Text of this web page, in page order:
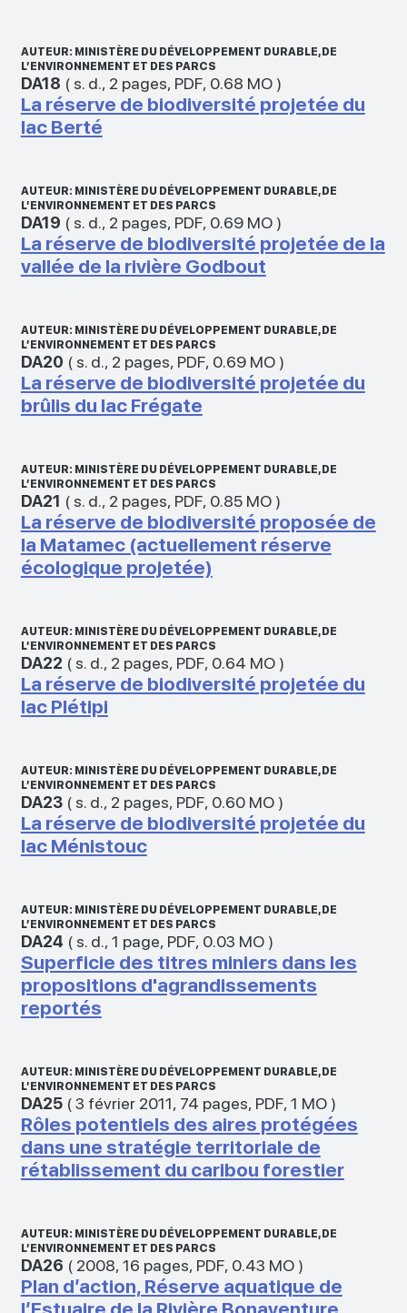
AUTEUR: MINISTÈRE DU DÉVELOPPEMENT DURABLE, DE
L’ENVIRONNEMENT ET DES PARCS
DA18 ( s. d., 2 pages, PDF, 0.68 MO)
La réserve de biodiversité projetée du
lac Berté
AUTEUR: MINISTÈRE DU DÉVELOPPEMENT DURABLE, DE
L’ENVIRONNEMENT ET DES PARCS
DA19 ( s. d., 2 pages, PDF, 0.69 MO)
La réserve de biodiversité projetée de la
vallée de la rivière Godbout
AUTEUR: MINISTÈRE DU DÉVELOPPEMENT DURABLE, DE
L’ENVIRONNEMENT ET DES PARCS
DA20 ( s. d., 2 pages, PDF, 0.69 MO)
La réserve de biodiversité projetée du
brûlis du lac Frégate
AUTEUR: MINISTÈRE DU DÉVELOPPEMENT DURABLE, DE
L’ENVIRONNEMENT ET DES PARCS
DA21 ( s. d., 2 pages, PDF, 0.85 MO)
La réserve de biodiversité proposée de
la Matamec (actuellement réserve
écologique projetée)
AUTEUR: MINISTÈRE DU DÉVELOPPEMENT DURABLE, DE
L’ENVIRONNEMENT ET DES PARCS
DA22 ( s. d., 2 pages, PDF, 0.64 MO)
La réserve de biodiversité projetée du
lac Plétipi
AUTEUR: MINISTÈRE DU DÉVELOPPEMENT DURABLE, DE
L’ENVIRONNEMENT ET DES PARCS
DA23( s. d., 2 pages, PDF, 0.60 MO)
La réserve de biodiversité projetée du
lac Ménistouc
AUTEUR: MINISTÈRE DU DÉVELOPPEMENT DURABLE, DE
L’ENVIRONNEMENT ET DES PARCS
DA24 ( s. d., 1 page, PDF, 0.03 MO)
Superficie des titres miniers dans les
propositions d'agrandissements
reportés
AUTEUR: MINISTÈRE DU DÉVELOPPEMENT DURABLE, DE
L’ENVIRONNEMENT ET DES PARCS
DA25(3 février 2011, 74 pages, PDF, 1 MO)
Rôles potentiels des aires protégées
dans une stratégie territoriale de
rétablissement du caribou forestier
AUTEUR: MINISTÈRE DU DÉVELOPPEMENT DURABLE, DE
L’ENVIRONNEMENT ET DES PARCS
DA26 ( 2008, 16 pages, PDF, 0.43 MO)
Plan d’action, Réserve aquatique de